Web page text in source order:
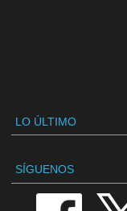
LO ÚLTIMO
SÍGUENOS